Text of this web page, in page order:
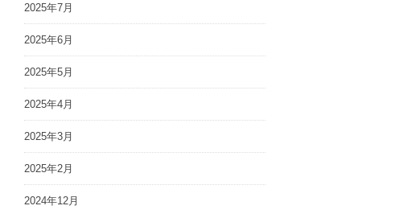
2025年7月
2025年6月
2025年5月
2025年4月
2025年3月
2025年2月
2024年12月